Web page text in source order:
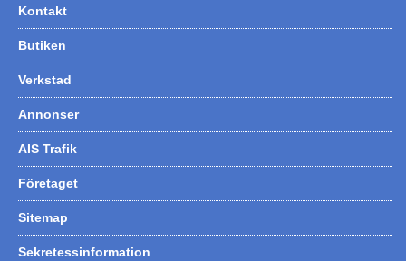
Kamasa Tools - Verktyg
Calix - Packline - Takboxar
Thule - Takboxar
Thule - Lasthållare
LAGERRENSING
Kontakt
Butiken
Verkstad
Annonser
AIS Trafik
Företaget
Sitemap
Sekretessinformation